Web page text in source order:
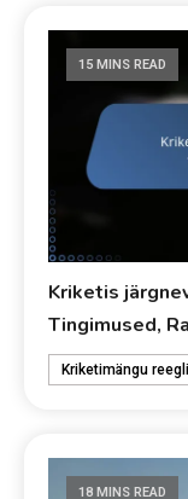
15 MINS READ
Kriketis
Tingimused,
Kriketimängu
18 MINS READ